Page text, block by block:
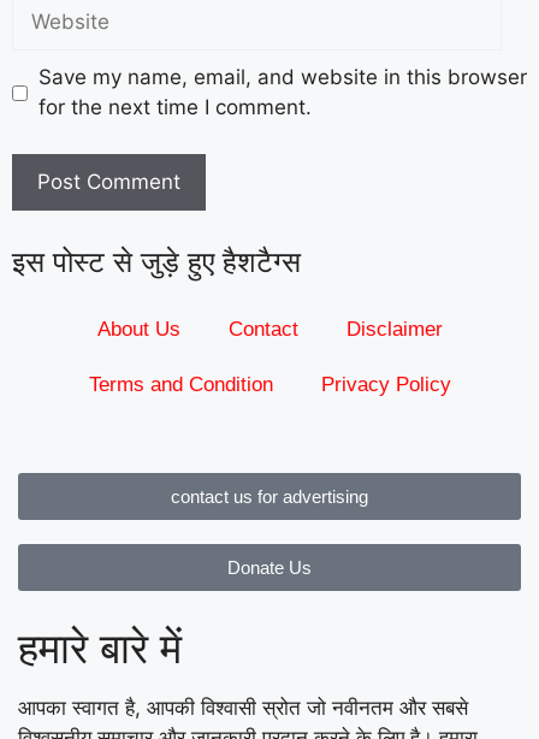
Save my name, email, and website in this browser
for the next time I comment.
इस पोस्ट से जुड़े हुए हैशटैग्स
About Us Contact Disclaimer
Terms and Condition Privacy Policy
contact us for advertising
Donate Us
हमारे बारे में
आपका स्वागत है, आपकी विश्वासी स्रोत जो नवीनतम और सबसे